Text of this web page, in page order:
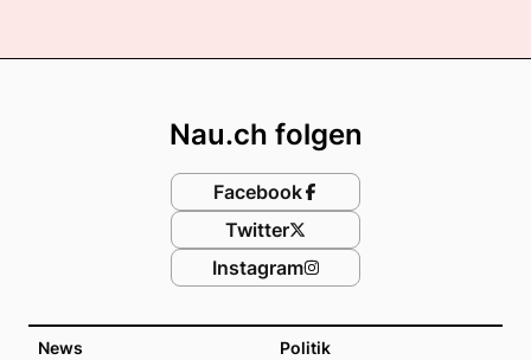
News Politik
Nau.ch folgen
Facebook
Twitter
Instagram